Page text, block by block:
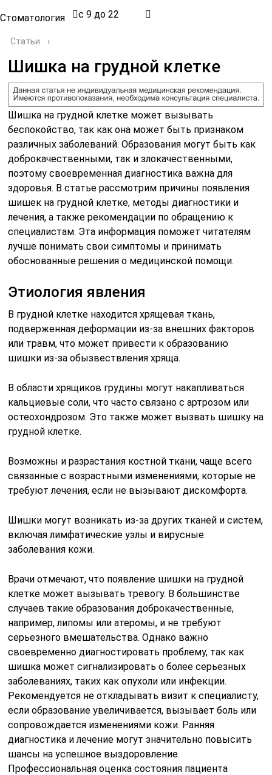
Стоматология с 9 до 22
Статьи ›
Шишка на грудной клетке
Шишка на грудной клетке может вызывать
беспокойство, так как она может быть признаком
различных заболеваний. Образования могут быть как
доброкачественными, так и злокачественными,
поэтому своевременная диагностика важна для
здоровья. В статье рассмотрим причины появления
шишек на грудной клетке, методы диагностики и
лечения, а также рекомендации по обращению к
специалистам. Эта информация поможет читателям
лучше понимать свои симптомы и принимать
обоснованные решения о медицинской помощи.
Этиология явления
В грудной клетке находится хрящевая ткань,
подверженная деформации из-за внешних факторов
или травм, что может привести к образованию
шишки из-за обызвествления хряща.
В области хрящиков грудины могут накапливаться
кальциевые соли, что часто связано с артрозом или
остеохондрозом. Это также может вызвать шишку на
грудной клетке.
Возможны и разрастания костной ткани, чаще всего
связанные с возрастными изменениями, которые не
требуют лечения, если не вызывают дискомфорта.
Шишки могут возникать из-за других тканей и систем,
включая лимфатические узлы и вирусные
заболевания кожи.
Врачи отмечают, что появление шишки на грудной
клетке может вызывать тревогу. В большинстве
случаев такие образования доброкачественные,
например, липомы или атеромы, и не требуют
серьезного вмешательства. Однако важно
своевременно диагностировать проблему, так как
шишка может сигнализировать о более серьезных
заболеваниях, таких как опухоли или инфекции.
Рекомендуется не откладывать визит к специалисту,
если образование увеличивается, вызывает боль или
сопровождается изменениями кожи. Ранняя
диагностика и лечение могут значительно повысить
шансы на успешное выздоровление.
Профессиональная оценка состояния пациента